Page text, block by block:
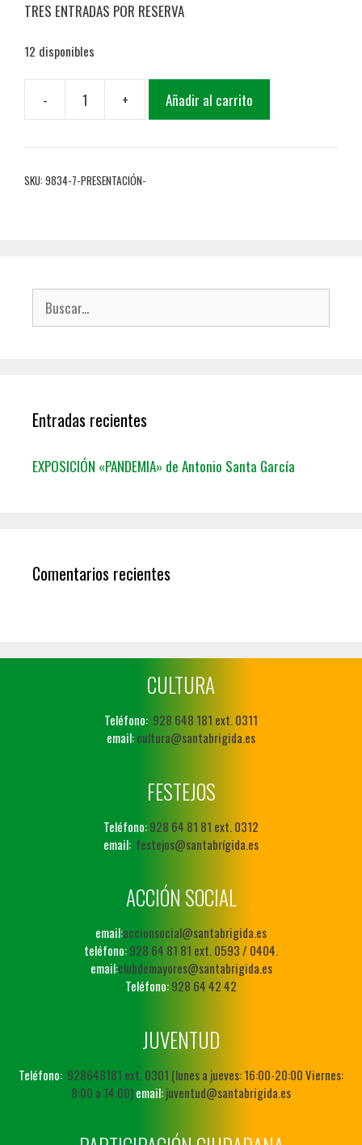
TRES ENTRADAS POR RESERVA
12 disponibles
- + Añadir al carrito
SKU:9834-7-PRESENTACIÓN-
Entradas recientes
EXPOSICIÓN «PANDEMIA» de Antonio Santa García
Comentarios recientes
CULTURA
Teléfono: 928 648 181 ext. 0311
email:cultura@santabrigida.es
FESTEJOS
Teléfono:928 64 81 81 ext. 0312
email: festejos@santabrígida.es
ACCIÓN SOCIAL
email:accionsocial@santabrigida.es
teléfono:928 64 81 81 ext. 0593 / 0404.
email:clubdemayores@santabrigida.es
Teléfono:928 64 42 42
JUVENTUD
Teléfono: 928648181 ext. 0301 (lunes a jueves: 16:00-20:00 Viernes:
8:00 a 14:00)email:juventud@santabrigida.es